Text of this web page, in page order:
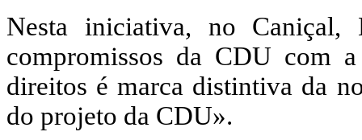
Nesta iniciativa, no Caniçal,
compromissos da CDU com
direitos é marca distintiva da
do projeto da CDU».